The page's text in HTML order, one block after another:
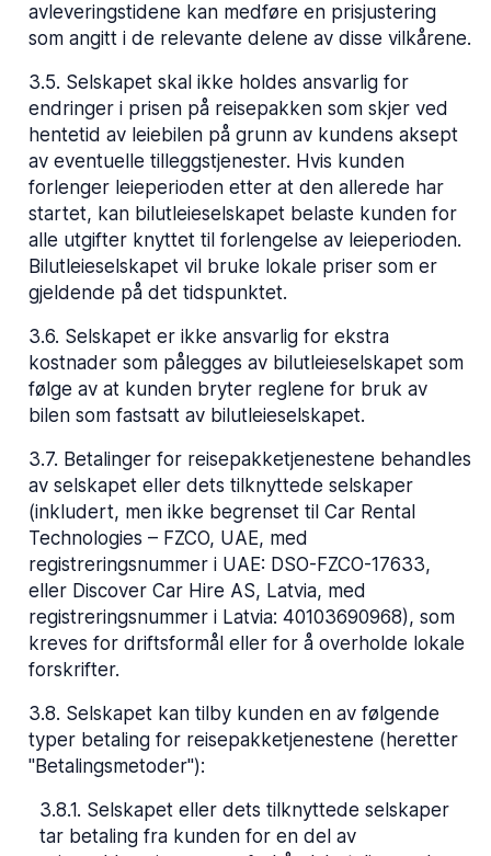
avleveringstidene kan medføre en prisjustering
som angitt i de relevante delene av disse vilkårene.
3.5. Selskapet skal ikke holdes ansvarlig for
endringer i prisen på reisepakken som skjer ved
hentetid av leiebilen på grunn av kundens aksept
av eventuelle tilleggstjenester. Hvis kunden
forlenger leieperioden etter at den allerede har
startet, kan bilutleieselskapet belaste kunden for
alle utgifter knyttet til forlengelse av leieperioden.
Bilutleieselskapet vil bruke lokale priser som er
gjeldende på det tidspunktet.
3.6. Selskapet er ikke ansvarlig for ekstra
kostnader som pålegges av bilutleieselskapet som
følge av at kunden bryter reglene for bruk av
bilen som fastsatt av bilutleieselskapet.
3.7. Betalinger for reisepakketjenestene behandles
av selskapet eller dets tilknyttede selskaper
(inkludert, men ikke begrenset til Car Rental
Technologies – FZCO, UAE, med
registreringsnummer i UAE: DSO-FZCO-17633,
eller Discover Car Hire AS, Latvia, med
registreringsnummer i Latvia: 40103690968), som
kreves for driftsformål eller for å overholde lokale
forskrifter.
3.8. Selskapet kan tilby kunden en av følgende
typer betaling for reisepakketjenestene (heretter
"Betalingsmetoder"):
3.8.1. Selskapet eller dets tilknyttede selskaper
tar betaling fra kunden for en del av